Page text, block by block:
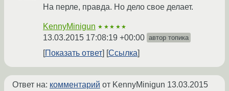
На перле, правда. Но дело свое делает.
KennyMinigun ★★★★★
13.03.2015 17:08:19 +00:00 автор топика
Показать ответ Ссылка
Ответ на: комментарий от KennyMinigun 13.03.2015